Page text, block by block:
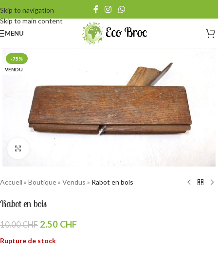
Skip to navigation
Skip to main content
Petit rappel pour nos clients : Notre magasin serafermé les 1er et
15 août prochain en raison des jours fériés
MENU
-75%
VENDU
Accueil » Boutique» Vendus » Rabot en bois
Rabot en bois
10.00CHF 2.50 CHF
Rupture de stock